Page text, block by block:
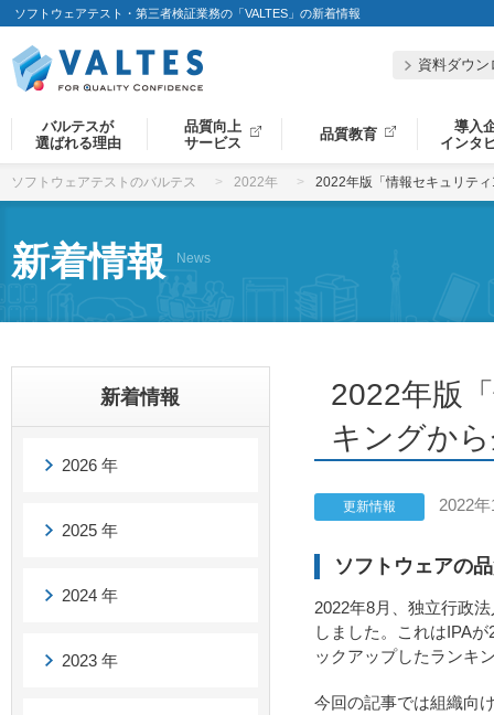
ソフトウェアテスト・第三者検証業務の「VALTES」の新着情報
資料ダウン
バルテスが
選ばれる理由
品質向上
サービス
品質教育
導入
インタ
ソフトウェアテストのバルテス 2022年 2022年版「情報セキュリテ
新着情報 News
2022年版
キングか
更新情報 2022
ソフトウェアの
2022年8月、独立行政
しました。これはIPA
ックアップしたランキ
今回の記事では組織向
新着情報
2026 年
2025 年
2024 年
2023 年